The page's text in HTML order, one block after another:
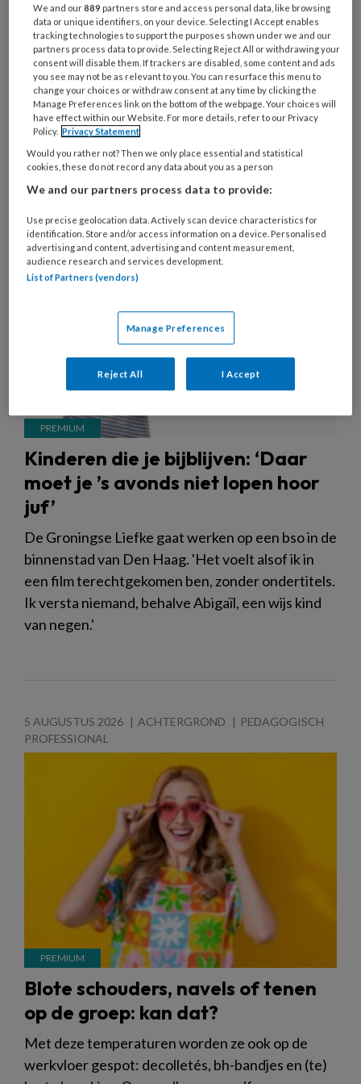
het landelijk gemiddelde. Griep, verkoudheid en
andere virusinfecties zijn de meest genoemde
redenen. Op twee staan psychische klachten,
overspannenheid en burn-out. Dit meldt het
Centraal Bureau voor de Statistiek (CBS).
6 AUGUSTUS 2026 ACHTERGROND
PEDAGOGISCH
Kinderen die je bijblijven: ‘Daar
moet je ’s avonds niet lopen hoor
juf’
De Groningse Liefke gaat werken op een bso in de
binnenstad van Den Haag. 'Het voelt alsof ik in
een film terechtgekomen ben, zonder ondertitels.
Ik versta niemand, behalve Abigaïl, een wijs kind
van negen.'
5 AUGUSTUS 2026 ACHTERGROND
PEDAGOGISCH
PROFESSIONAL
Blote schouders, navels of tenen
op de groep: kan dat?
Met deze temperaturen worden ze ook op de
werkvloer gespot: decolletés, bh-bandjes en (te)
We and our889 partners store and access personal data, like browsing
data or unique identifiers, on your device. Selecting I Accept enables
tracking technologies to support the purposes shown under we and our
partners process data to provide. Selecting Reject All or withdrawing your
consent will disable them. If trackers are disabled, some content and ads
you see may not be as relevant to you. You can resurface this menu to
change your choices or withdraw consent at any time by clicking the
Manage Preferences link on the bottom of the webpage. Your choices will
have effect within our Website. For more details, refer to our Privacy
Policy. Privacy Statement
Would you rather not? Then we only place essential and statistical
cookies, these do not record any data about you as a person
We and our partners process data to provide:
Use precise geolocation data. Actively scan device characteristics for
identification. Store and/or access information on a device. Personalised
advertising and content, advertising and content measurement,
audience research and services development.
List of Partners (vendors)
Manage Preferences
Reject All I Accept